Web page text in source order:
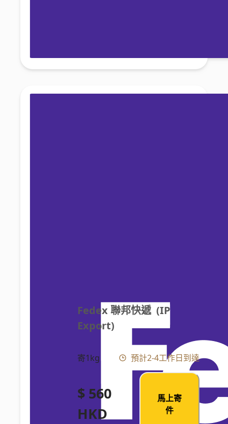
Fedex 聯邦快遞  (IP
Export)
寄1kg 預計2-4工作日到達
$ 560
HKD
馬上寄
件